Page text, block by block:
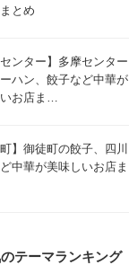
とめ
センター】多摩センター
ハン、餃子など中華が
お店ま…
町】御徒町の餃子、四川
中華が美味しいお店ま
のテーマランキング